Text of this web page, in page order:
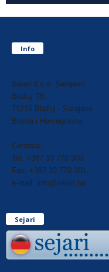
Info
Sejari d.o.o. Sarajevo
Blažuj 78,
71215 Blažuj - Sarajevo
Bosna i Hercegovina
Centrala:
Tel: +387 33 770 300
Fax: +387 33 770 301
e-mail: info@sejari.ba
Sejari